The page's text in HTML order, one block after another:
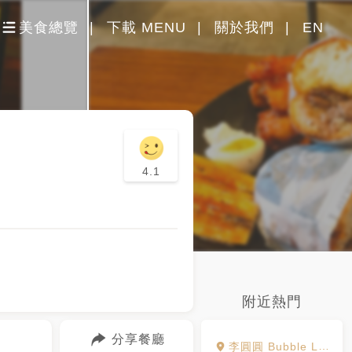
美食總覽 下載 MENU 關於我們 EN
附近熱門
李圓圓 Bubble Lee 台中站前店
4.1
分享餐廳